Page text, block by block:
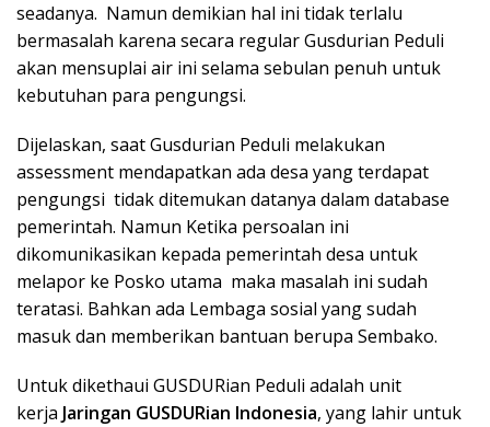
seadanya. Namun demikian hal ini tidak terlalu
bermasalah karena secara regular Gusdurian Peduli
akan mensuplai air ini selama sebulan penuh untuk
kebutuhan para pengungsi.
Dijelaskan, saat Gusdurian Peduli melakukan
assessment mendapatkan ada desa yang terdapat
pengungsi tidak ditemukan datanya dalam database
pemerintah. Namun Ketika persoalan ini
dikomunikasikan kepada pemerintah desa untuk
melapor ke Posko utama maka masalah ini sudah
teratasi. Bahkan ada Lembaga sosial yang sudah
masuk dan memberikan bantuan berupa Sembako.
Untuk dikethaui GUSDURian Peduli adalah unit
kerja Jaringan GUSDURian Indonesia, yang lahir untuk